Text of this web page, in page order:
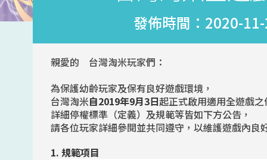
發佈時間：2020-
親愛的 台灣淘米玩家們：
為保護幼齡玩家及保有良好遊戲環境，
台灣淘米自2019年9月3日起正式啟用適用全遊戲
詳細停權標準（定義）及規範等皆如下方公告，
請各位玩家詳細參閱並共同遵守，以維護遊戲內良
1. 規範項目